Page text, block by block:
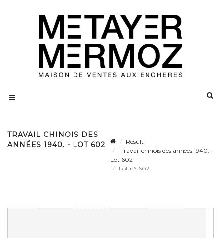
TRAVAIL CHINOIS DES
ANNÉES 1940. - LOT 602
Result
Travail chinois des années 1940. -
Lot 602
Lot n° 602